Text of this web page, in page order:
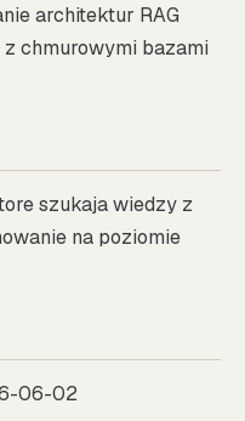
architektur RAG
chmurowymi bazami
szukaja wiedzy z
na poziomie
06-02